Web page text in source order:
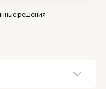
решения